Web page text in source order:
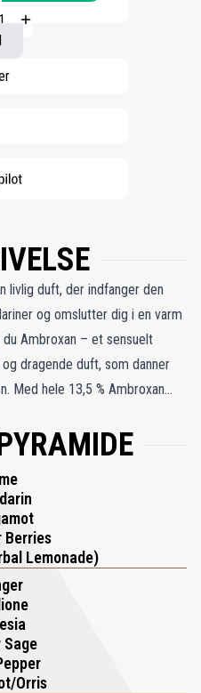
livlig duft, der indfanger den
og omslutter dig i en varm
Ambroxan – et sensuelt
dragende duft, som danner
Med hele 13,5 % Ambroxan
potentiale i denne
er frisk og uimodståelig.
en forfriskende kant. Et
giver et uventet og
livlige karakter. Skabt af
er Escentric 02 en rejse til
og sensualitet smelter
spor og tilbyder en
med traditionelle
Berries
Lemonade)
Sage
Orris